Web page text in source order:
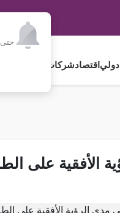
حتى
اقتصادشركات و استثمار
الأفقية على